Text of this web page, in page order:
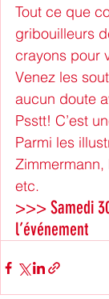
Tout ce que
gribouilleurs
crayons pour
Venez les
aucun doute
Psstt! C’est
Parmi les
Zimmermann,
etc.
>>> Samedi
l’événement